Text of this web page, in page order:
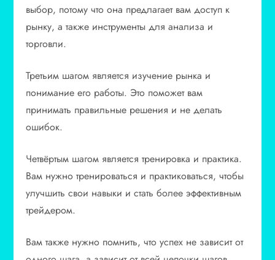
выбор, потому что она предлагает вам доступ к
рынку, а также инструменты для анализа и
торговли.
Третьим шагом является изучение рынка и
понимание его работы. Это поможет вам
принимать правильные решения и не делать
ошибок.
Четвёртым шагом является тренировка и практика.
Вам нужно тренироваться и практиковаться, чтобы
улучшить свои навыки и стать более эффективным
трейдером.
Вам также нужно помнить, что успех не зависит от